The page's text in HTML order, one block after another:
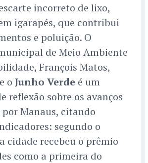
incorreto de lixo,
igarapés, que contribui
e poluição. O
de Meio Ambiente
François Matos,
o Junho Verde é um
reflexão sobre os avanços
por Manaus, citando
segundo o
cidade recebeu o prêmio
como a primeira do